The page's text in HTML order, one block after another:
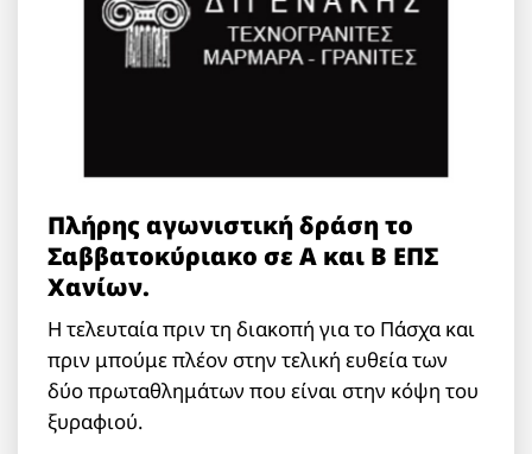
Πλήρης αγωνιστική δράση το
Σαββατοκύριακο σε Α και Β ΕΠΣ
Χανίων.
Η τελευταία πριν τη διακοπή για το Πάσχα και
πριν μπούμε πλέον στην τελική ευθεία των
δύο πρωταθλημάτων που είναι στην κόψη του
ξυραφιού.